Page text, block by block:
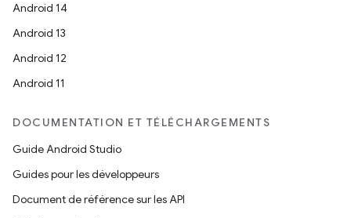
Android 14
Android 13
Android 12
Android 11
DOCUMENTATION ET TÉLÉCHARGEMENTS
Guide Android Studio
Guides pour les développeurs
Document de référence sur les API